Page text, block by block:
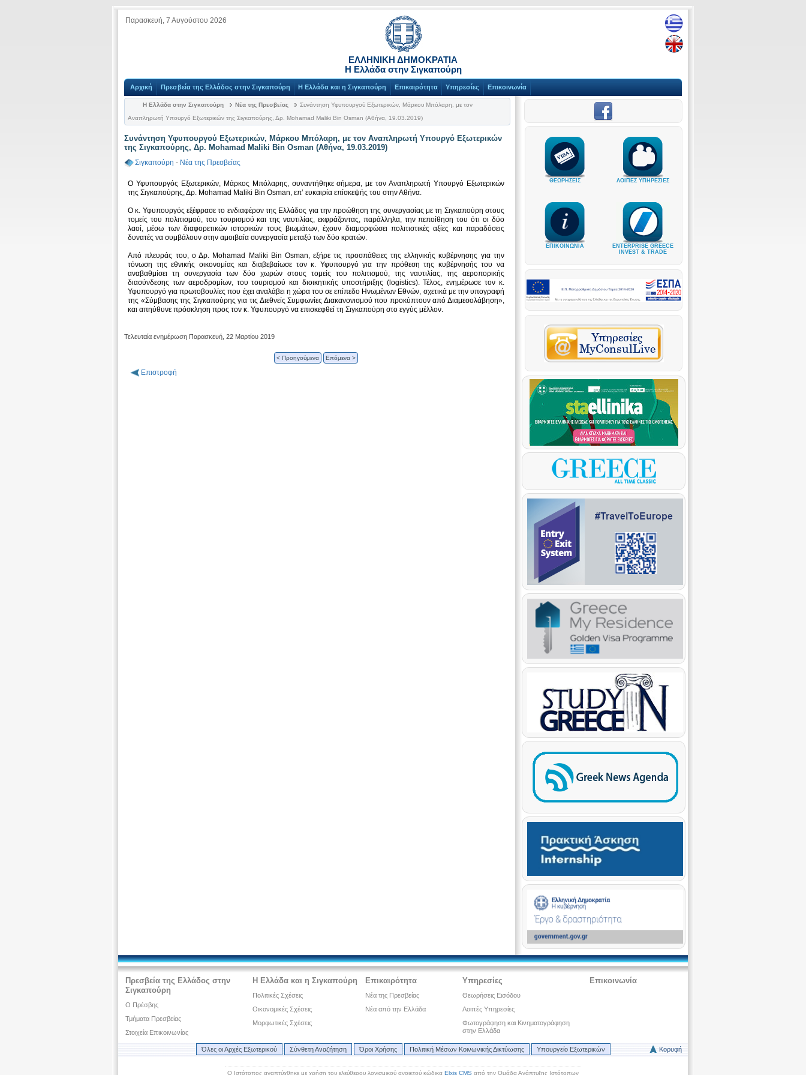
Παρασκευή, 7 Αυγούστου 2026
ΕΛΛΗΝΙΚΗ ΔΗΜΟΚΡΑΤΙΑ
Η Ελλάδα στην Σιγκαπούρη
Αρχική Πρεσβεία της Ελλάδος στην Σιγκαπούρη Η Ελλάδα και η Σιγκαπούρη Επικαιρότητα Υπηρεσίες Επικοινωνία
Η Ελλάδα στην Σιγκαπούρη Νέα της Πρεσβείας
Συνάντηση Υφυπουργού Εξωτερικών, Μάρκου Μπόλαρη, με τον
Αναπληρωτή Υπουργό Εξωτερικών της Σιγκαπούρης, Δρ. Mohamad Maliki Bin Osman (Αθήνα, 19.03.2019)
Συνάντηση Υφυπουργού Εξωτερικών, Μάρκου Μπόλαρη, με τον Αναπληρωτή Υπουργό Εξωτερικών
της Σιγκαπούρης, Δρ. Mohamad Maliki Bin Osman (Αθήνα, 19.03.2019)
Σιγκαπούρη - Νέα της Πρεσβείας
Ο Υφυπουργός Εξωτερικών, Μάρκος Μπόλαρης, συναντήθηκε σήμερα, με τον Αναπληρωτή Υπουργό Εξωτερικών
της Σιγκαπούρης, Δρ. Mohamad Maliki Bin Osman, επ’ ευκαιρία επίσκεψής του στην Αθήνα.
Ο κ. Υφυπουργός εξέφρασε το ενδιαφέρον της Ελλάδος για την προώθηση της συνεργασίας με τη Σιγκαπούρη στους
τομείς του πολιτισμού, του τουρισμού και της ναυτιλίας, εκφράζοντας, παράλληλα, την πεποίθηση του ότι οι δύο
λαοί, μέσω των διαφορετικών ιστορικών τους βιωμάτων, έχουν διαμορφώσει πολιτιστικές αξίες και παραδόσεις
δυνατές να συμβάλουν στην αμοιβαία συνεργασία μεταξύ των δύο κρατών.
Από πλευράς του, ο Δρ. Mohamad Maliki Bin Osman, εξήρε τις προσπάθειες της ελληνικής κυβέρνησης για την
τόνωση της εθνικής οικονομίας και διαβεβαίωσε τον κ. Υφυπουργό για την πρόθεση της κυβέρνησής του να
αναβαθμίσει τη συνεργασία των δύο χωρών στους τομείς του πολιτισμού, της ναυτιλίας, της αεροπορικής
διασύνδεσης των αεροδρομίων, του τουρισμού και διοικητικής υποστήριξης (logistics). Τέλος, ενημέρωσε τον κ.
Υφυπουργό για πρωτοβουλίες που έχει αναλάβει η χώρα του σε επίπεδο Ηνωμένων Εθνών, σχετικά με την υπογραφή
της «Σύμβασης της Σιγκαπούρης για τις Διεθνείς Συμφωνίες Διακανονισμού που προκύπτουν από Διαμεσολάβηση»,
και απηύθυνε πρόσκληση προς τον κ. Υφυπουργό να επισκεφθεί τη Σιγκαπούρη στο εγγύς μέλλον.
Τελευταία ενημέρωση Παρασκευή, 22 Μαρτίου 2019
< Προηγούμενα Επόμενα >
Επιστροφή
ΘΕΩΡΗΣΕΙΣ ΛΟΙΠΕΣ ΥΠΗΡΕΣΙΕΣ
ΕΠΙΚΟΙΝΩΝΙΑ
ENTERPRISE GREECE
INVEST & TRADE
Πρεσβεία της Ελλάδος στην
Σιγκαπούρη
O Πρέσβης
Τμήματα Πρεσβείας
Στοιχεία Επικοινωνίας
Η Ελλάδα και η Σιγκαπούρη
Πολιτικές Σχέσεις
Οικονομικές Σχέσεις
Μορφωτικές Σχέσεις
Επικαιρότητα
Νέα της Πρεσβείας
Νέα από την Ελλάδα
Υπηρεσίες
Θεωρήσεις Εισόδου
Λοιπές Υπηρεσίες
Φωτογράφηση και Κινηματογράφηση
στην Ελλάδα
Επικοινωνία
Όλες οι Αρχές Εξωτερικού Σύνθετη Αναζήτηση Όροι Χρήσης Πολιτική Μέσων Κοινωνικής Δικτύωσης Υπουργείο Εξωτερικών Κορυφή
Ο Ιστότοπος αναπτύχθηκε με χρήση του ελεύθερου λογισμικού ανοικτού κώδικα Elxis CMS από την Ομάδα Ανάπτυξης Ιστότοπων